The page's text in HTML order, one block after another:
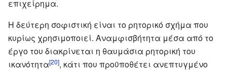
επιχείρημα.
Η δεύτερη σοφιστική είναι το ρητορικό σχήμα που
κυρίως χρησιμοποιεί. Αναμφισβήτητα μέσα από το
έργο του διακρίνεται η θαυμάσια ρητορική του
ικανότητα[20], κάτι που προϋποθέτει ανεπτυγμένο